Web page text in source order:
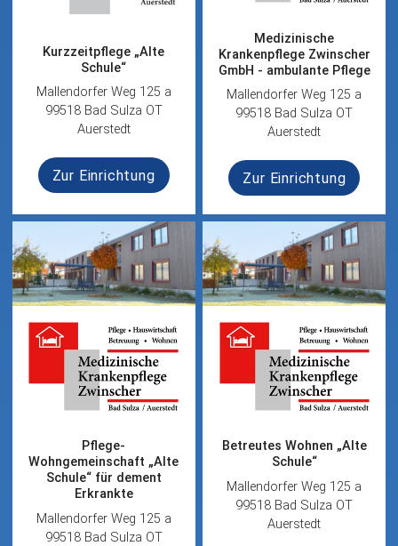
Kurzzeitpflege „Alte
Schule“
Mallendorfer Weg 125 a
99518 Bad Sulza OT
Auerstedt
Zur Einrichtung
Medizinische
Krankenpflege Zwinscher
GmbH - ambulante Pflege
Mallendorfer Weg 125 a
99518 Bad Sulza OT
Auerstedt
Zur Einrichtung
Pflege-
Wohngemeinschaft „Alte
Schule“ für dement
Erkrankte
Mallendorfer Weg 125 a
99518 Bad Sulza OT
Betreutes Wohnen „Alte
Schule“
Mallendorfer Weg 125 a
99518 Bad Sulza OT
Auerstedt